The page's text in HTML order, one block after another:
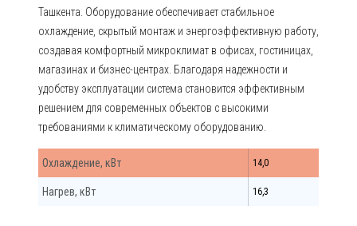
Ташкента. Оборудование обеспечивает стабильное
охлаждение, скрытый монтаж и энергоэффективную работу,
создавая комфортный микроклимат в офисах, гостиницах,
магазинах и бизнес-центрах. Благодаря надежности и
удобству эксплуатации система становится эффективным
решением для современных объектов с высокими
требованиями к климатическому оборудованию.
Охлаждение, кВт 14,0
Нагрев, кВт 16,3